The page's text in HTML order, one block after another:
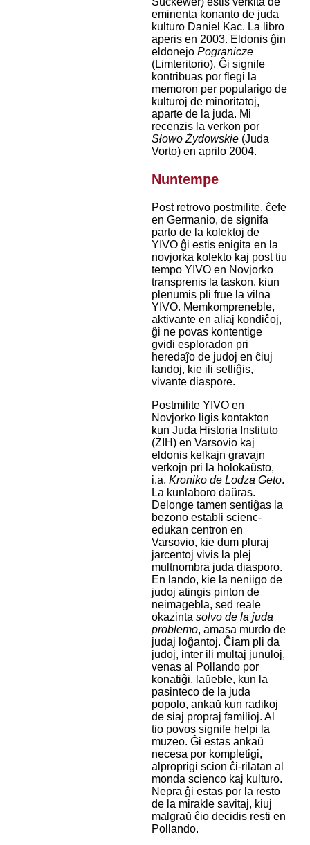
eminenta konanto de juda
kulturo Daniel Kac. La libro
aperis en 2003. Eldonis ĝin
eldonejo Pogranicze
(Limteritorio). Ĝi signife
kontribuas por flegi la
memoron per popularigo de
kulturoj de minoritatoj,
aparte de la juda. Mi
recenzis la verkon por
Słowo Żydowskie(Juda
Vorto) en aprilo 2004.
Nuntempe
Post retrovo postmilite, ĉefe
en Germanio, de signifa
parto de la kolektoj de
YIVO ĝi estis enigita en la
novjorka kolekto kaj post tiu
tempo YIVO en Novjorko
transprenis la taskon, kiun
plenumis pli frue la vilna
YIVO. Memkompreneble,
aktivante en aliaj kondiĉoj,
ĝi ne povas kontentige
gvidi esploradon pri
heredaĵo de judoj en ĉiuj
landoj, kie ili setliĝis,
vivante diaspore.
Postmilite YIVO en
Novjorko ligis kontakton
kun Juda Historia Instituto
(ŻIH) en Varsovio kaj
eldonis kelkajn gravajn
verkojn pri la holokaŭsto,
i.a. Kroniko de Lodza Geto.
La kunlaboro daŭras.
Delonge tamen sentiĝas la
bezono establi scienc-
edukan centron en
Varsovio, kie dum pluraj
jarcentoj vivis la plej
multnombra juda diasporo.
En lando, kie la neniigo de
judoj atingis pinton de
neimagebla, sed reale
okazinta solvo de la juda
problemo, amasa murdo de
judaj loĝantoj. Ĉiam pli da
judoj, inter ili multaj junuloj,
venas al Pollando por
konatiĝi, laŭeble, kun la
pasinteco de la juda
popolo, ankaŭ kun radikoj
de siaj propraj familioj. Al
tio povos signife helpi la
muzeo. Ĝi estas ankaŭ
necesa por kompletigi,
alproprigi scion ĉi-rilatan al
monda scienco kaj kulturo.
Nepra ĝi estas por la resto
de la mirakle savitaj, kiuj
malgraŭ ĉio decidis resti en
Pollando.